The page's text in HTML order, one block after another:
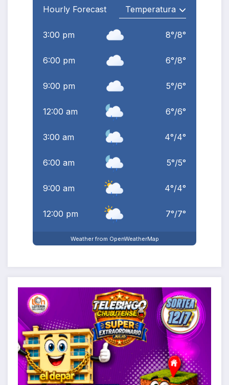
Hourly Forecast
3:00 pm 8°/8°
6:00 pm 6°/8°
9:00 pm 5°/6°
12:00 am 6°/6°
3:00 am 4°/4°
6:00 am 5°/5°
9:00 am 4°/4°
12:00 pm 7°/7°
Weather from OpenWeatherMap